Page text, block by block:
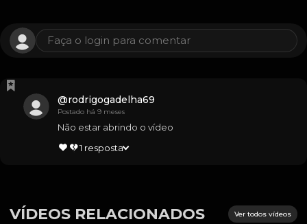
Faça o login para comentar
@rodrigogadelha69
Postado há 9 meses
Não estar abrindo o vídeo
1 resposta
VÍDEOS RELACIONADOS Ver todos vídeos